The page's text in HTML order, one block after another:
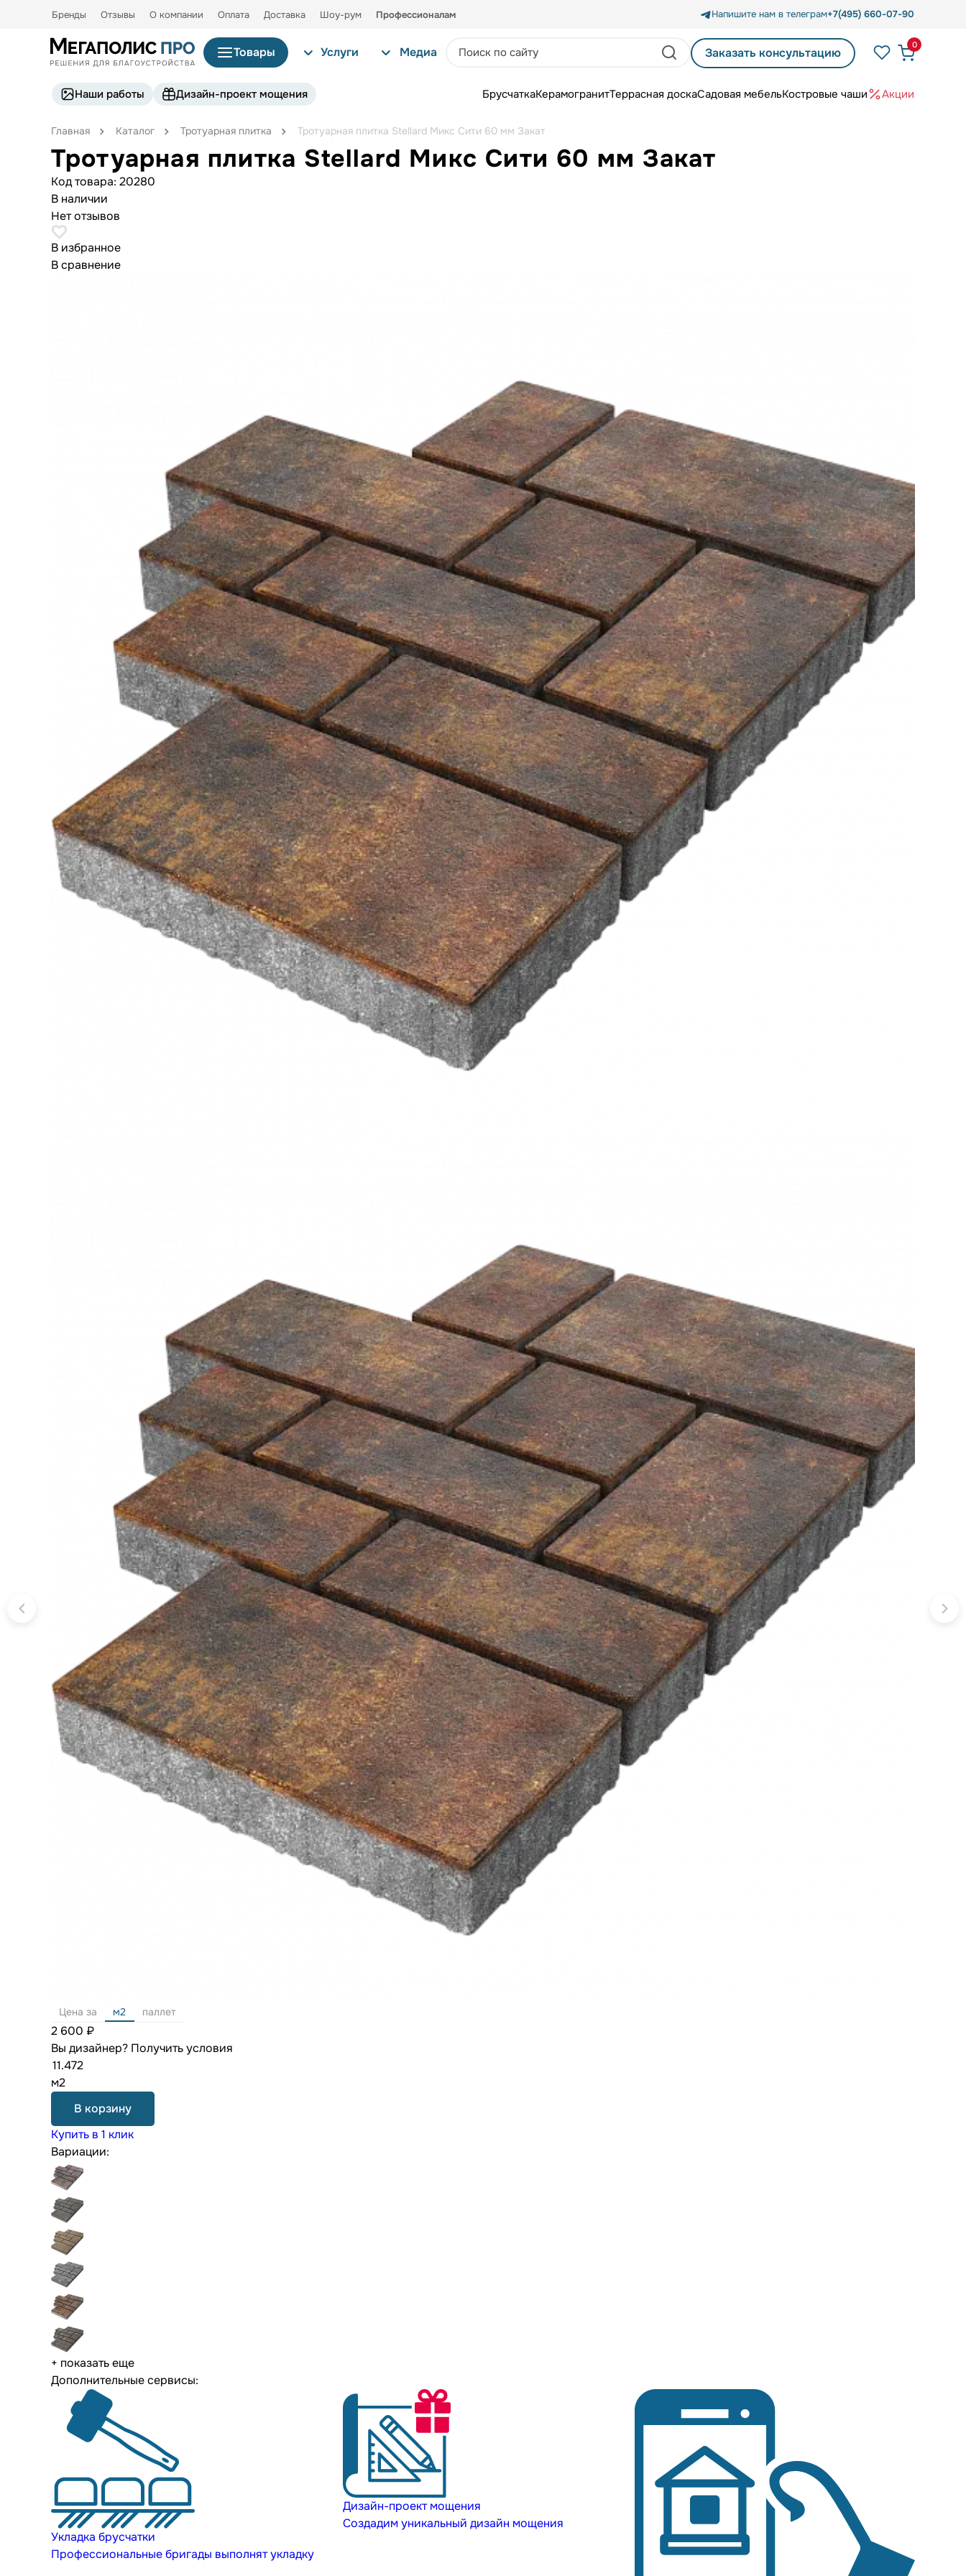
Бренды Отзывы О компании Оплата Доставка Шоу-рум Профессионалам Напишите нам в телеграм+7(495) 660-07-90
Товары Услуги Медиа Заказать консультацию
0
Наши работы Дизайн-проект мощения БрусчаткаКерамогранитТеррасная доскаСадовая мебельКостровые чаши Акции
Главная Каталог Тротуарная плитка Тротуарная плитка Stellard Микс Сити 60 мм Закат
Тротуарная плитка Stellard Микс Сити 60 мм Закат
Код товара: 20280
В наличии
Нет отзывов
В избранное
В сравнение
Цена за м2 паллет
2 600 ₽
Вы дизайнер? Получить условия
м2
В корзину
Купить в 1 клик
Вариации:
+ показать еще
Дополнительные сервисы:
Укладка брусчатки
Профессиональные бригады выполнят укладку
Дизайн-проект мощения
Создадим уникальный дизайн мощения